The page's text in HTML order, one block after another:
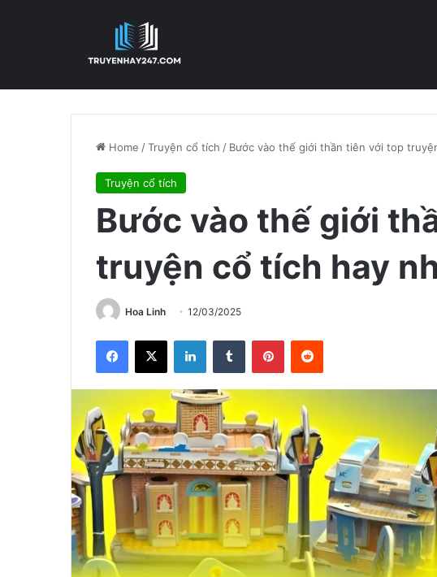
Home /Truyện cổ tích / Bước vào thế giới thần tiên với top
Truyện cổ tích
Bước vào thế giới
truyện cổ tích hay
Hoa Linh 12/03/2025